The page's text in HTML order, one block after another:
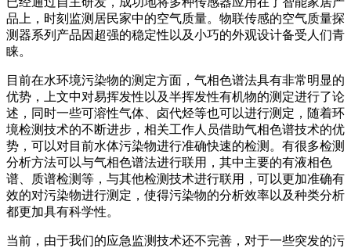
品上，时刻监测居民家中的空气质量。物联传感的空气质量探
测器系列产品因超强的稳定性以及小巧的外观设计备受人们青
睐。
目前在水环境污染物的测定方面，气相色谱法具有非常明显的
优势，上文中对易挥发性以及半挥发性有机物的测定进行了论
述，同时一些可溶性气体、卤代烃等也可以进行测定，随着环
境检测技术的不断进步，相关工作人员借助气相色谱技术的优
势，可以对目前水体污染物进行准确快速的检测。有很多检测
分析方法可以与气相色谱法进行联用，其中主要的有液相色
谱、质谱检测等，与其他检测技术进行联用，可以更加准确有
效的对污染物进行测定，使得污染物的分析效率以及种类分析
都更加具有科学性。
当前，由于我们的应急监测技术还不完善，对于一些突发的污